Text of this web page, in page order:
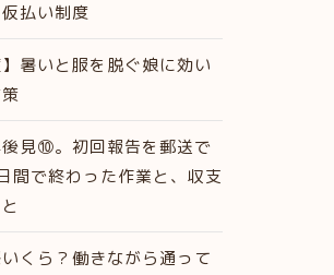
払い制度
】暑いと服を脱ぐ娘に効い
見⑩。初回報告を郵送で
間で終わった作業と、収支
くら？働きながら通って